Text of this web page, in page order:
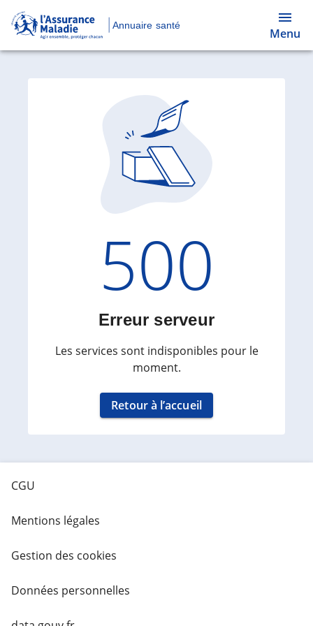
Annuaire santé
Menu
Code
500
Erreur serveur
Les services sont indisponibles pour le
moment.
Retour à l’accueil
CGU
Mentions légales
Gestion des cookies
Données personnelles